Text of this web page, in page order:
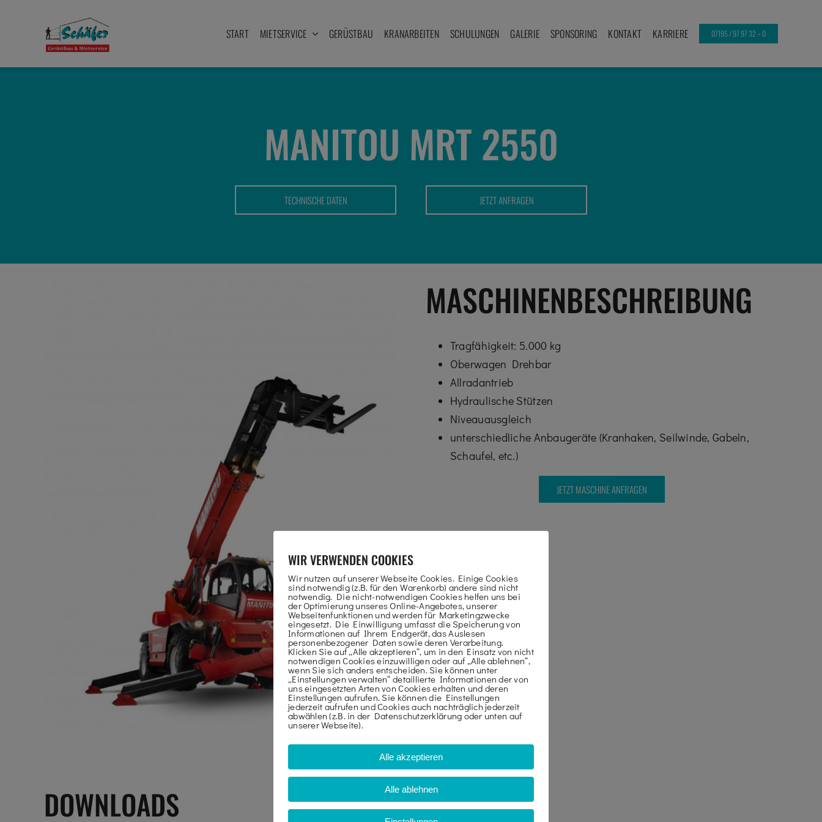
START MIETSERVICE GERÜSTBAU KRANARBEITEN SCHULUNGEN GALERIE SPONSORING KONTAKT KARRIERE 07195 / 97 97 32 – 0
MANITOU MRT 2550
TECHNISCHE DATEN JETZT ANFRAGEN
MASCHINENBESCHREIBUNG
Tragfähigkeit: 5.000 kg
Oberwagen Drehbar
Allradantrieb
Hydraulische Stützen
Niveauausgleich
unterschiedliche Anbaugeräte (Kranhaken, Seilwinde, Gabeln,
Schaufel, etc.)
JETZT MASCHINE ANFRAGEN
DOWNLOADS
WIR VERWENDEN COOKIES
Wir nutzen auf unserer Webseite Cookies. Einige Cookies
sind notwendig (z.B. für den Warenkorb) andere sind nicht
notwendig. Die nicht-notwendigen Cookies helfen uns bei
der Optimierung unseres Online-Angebotes, unserer
Webseitenfunktionen und werden für Marketingzwecke
eingesetzt. Die Einwilligung umfasst die Speicherung von
Informationen auf Ihrem Endgerät, das Auslesen
personenbezogener Daten sowie deren Verarbeitung.
Klicken Sie auf „Alle akzeptieren“, um in den Einsatz von nicht
notwendigen Cookies einzuwilligen oder auf „Alle ablehnen“,
wenn Sie sich anders entscheiden. Sie können unter
„Einstellungen verwalten“ detaillierte Informationen der von
uns eingesetzten Arten von Cookies erhalten und deren
Einstellungen aufrufen. Sie können die Einstellungen
jederzeit aufrufen und Cookies auch nachträglich jederzeit
abwählen (z.B. in der Datenschutzerklärung oder unten auf
unserer Webseite).
Alle akzeptieren
Alle ablehnen